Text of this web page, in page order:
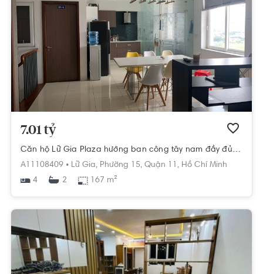
7.01 tỷ
Căn hộ Lữ Gia Plaza hướng ban công tây nam đầy đủ nội thất diện tích 167m²
A11108409 • Lữ Gia, Phường 15, Quận 11, Hồ Chí Minh
4
2 167 m²